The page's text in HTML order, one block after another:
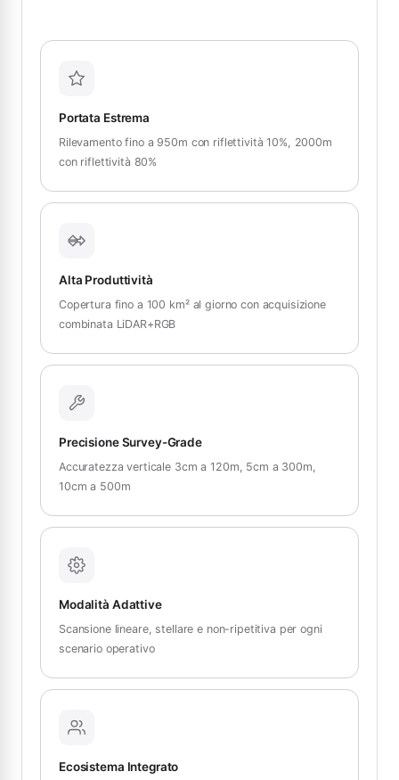
Portata Estrema
Rilevamento fino a 950m con riflettività 10%, 2000m
con riflettività 80%
Alta Produttività
Copertura fino a 100 km² al giorno con acquisizione
combinata LiDAR+RGB
Precisione Survey-Grade
Accuratezza verticale 3cm a 120m, 5cm a 300m,
10cm a 500m
Modalità Adattive
Scansione lineare, stellare e non-ripetitiva per ogni
scenario operativo
Ecosistema Integrato